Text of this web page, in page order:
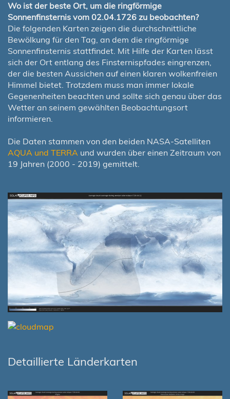
Wo ist der beste Ort, um die ringförmige
Sonnenfinsternis vom 02.04.1726 zu beobachten?
Die folgenden Karten zeigen die durchschnittliche
Bewölkung für den Tag, an dem die ringförmige
Sonnenfinsternis stattfindet. Mit Hilfe der Karten lässt
sich der Ort entlang des Finsternispfades eingrenzen,
der die besten Aussichen auf einen klaren wolkenfreien
Himmel bietet. Trotzdem muss man immer lokale
Gegenenheiten beachten und sollte sich genau über das
Wetter an seinem gewählten Beobachtungsort
informieren.
Die Daten stammen von den beiden NASA-Satelliten
AQUA und TERRA und wurden über einen Zeitraum von
19 Jahren (2000 - 2019) gemittelt.
Detaillierte Länderkarten